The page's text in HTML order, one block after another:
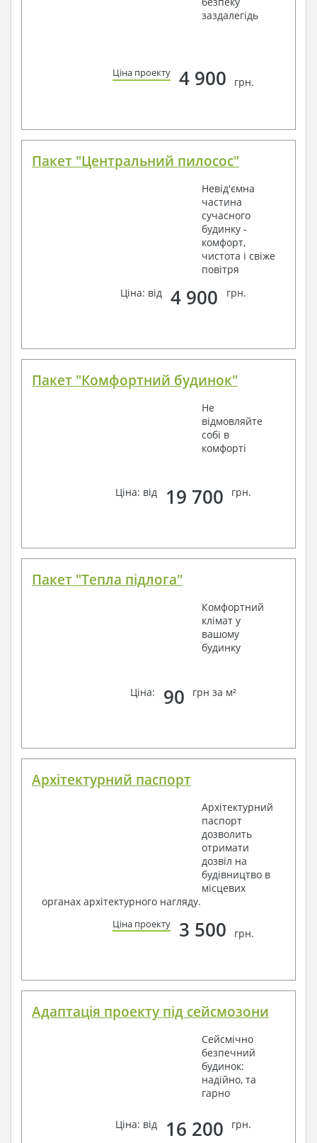
заздалегідь
Ціна проекту 4 900 грн.
Пакет "Центральний пилосос"
Невід'ємна
частина
сучасного
будинку -
комфорт,
чистота і свіже
повітря
Ціна: від
4 900 грн.
Пакет "Комфортний будинок"
Не
відмовляйте
собі в
комфорті
Ціна: від 19 700 грн.
Пакет "Тепла підлога"
Комфортний
клімат у
вашому
будинку
Ціна: 90 грн за м²
Архітектурний паспорт
Архітектурний
паспорт
дозволить
отримати
дозвіл на
будівництво в
місцевих
органах архітектурного нагляду.
Ціна проекту 3 500 грн.
Адаптація проекту під сейсмозони
Сейсмічно
безпечний
будинок:
надійно, та
гарно
Ціна: від 16 200 грн.